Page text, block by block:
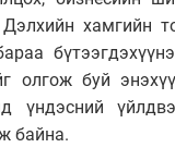
хамгийн
олгож буй
үндэсний
байна.